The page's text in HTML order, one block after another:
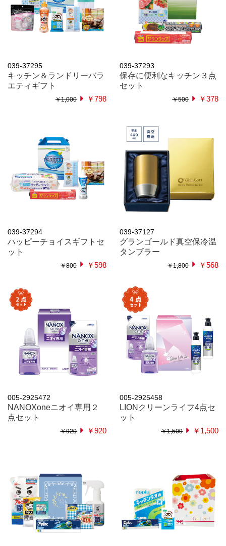
039-37295
キッチン＆ランドリーバラ
エティギフト
￥1,000 ￥798
039-37293
保存に便利なキッチン３点
セット
￥500 ￥378
039-37294
ハッピーチョイスギフトセ
ット
￥800 ￥598
039-37127
グランゴールド真空保冷温
タンブラー
￥1,800 ￥568
005-2925472
NANOXoneニオイ専用２
点セット
￥920 ￥920
005-2925458
LIONクリーンライフ4点セ
ット
￥1,500 ￥1,500